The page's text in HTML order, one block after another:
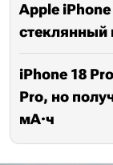
Apple
стеклянный
iPhone 18
Pro, но
мА·ч